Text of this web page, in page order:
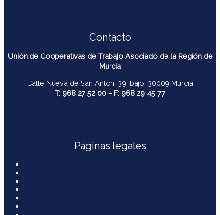
Contacto
Unión de Cooperativas de Trabajo Asociado de la Región de
Murcia
Calle Nueva de San Antón, 39, bajo. 30009 Murcia
T: 968 27 52 00 – F: 968 29 45 77
Páginas legales